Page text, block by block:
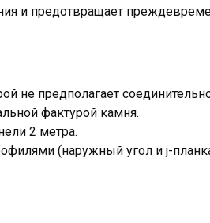
и предотвращает
не предполагает
фактурой камня.
2 метра.
(наружный угол и j-